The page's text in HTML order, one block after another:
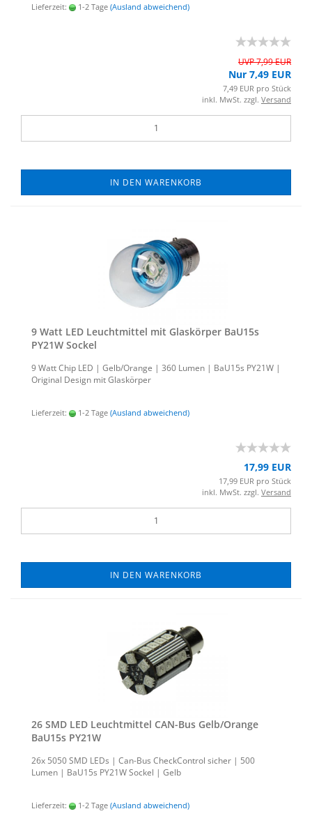
Lieferzeit: 1-2 Tage (Ausland abweichend)
UVP 7,99 EUR
Nur 7,49 EUR
7,49 EUR pro Stück
inkl. MwSt. zzgl. Versand
IN DEN WARENKORB
9 Watt LED Leucht­mit­tel mit Glas­kör­per BaU15s
PY21W So­ckel
9 Watt Chip LED | Gelb/Oran­ge | 360 Lumen | BaU15s PY21W |
Ori­gi­nal De­sign mit Glas­kör­per
Lieferzeit: 1-2 Tage (Ausland abweichend)
17,99 EUR
17,99 EUR pro Stück
inkl. MwSt. zzgl. Versand
IN DEN WARENKORB
26 SMD LED Leucht­mit­tel CAN-​Bus Gelb/Oran­ge
BaU15s PY21W
26x 5050 SMD LEDs | Can-​Bus Check­Con­trol si­cher | 500
Lumen | BaU15s PY21W So­ckel | Gelb
Lieferzeit: 1-2 Tage (Ausland abweichend)